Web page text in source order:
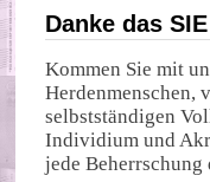
Danke das
Kommen Sie mit
Herdenmenschen,
selbstständigen
Individium und
jede Beherrschung